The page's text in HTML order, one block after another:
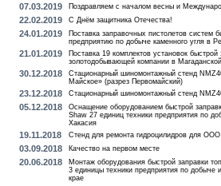
07.03.2019 Поздравляем с началом весны и
22.02.2019 С Днём защитника Отечества!
24.01.2019
Поставка заправочных пистолетов систем
предприятию по добыче каменного угля в
21.01.2019
Поставка 19 комплектов установок
золотодобывающей компании в
30.12.2018
Стационарный шиномонтажный стенд
Майское» (разрез Первомайский)
23.12.2018 Стационарный шиномонтажный стенд
05.12.2018
Оснащение оборудованием быстрой
Shaw 27 единиц техники предприятия по
Хакасия
19.11.2018 Стенд для ремонта гидроцилидров для
03.09.2018 Качество на первом месте
20.06.2018
Монтаж оборудования быстрой заправки
3 единицы техники предприятия по добыче
крае